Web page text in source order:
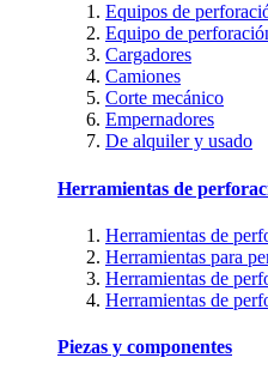
Equipos de
Equipo de
Cargadores
Camiones
Corte mecánico
Empernadores
De alquiler y usado
Herramientas de
Herramientas de
Herramientas para
Herramientas de
Herramientas de
Piezas y componentes